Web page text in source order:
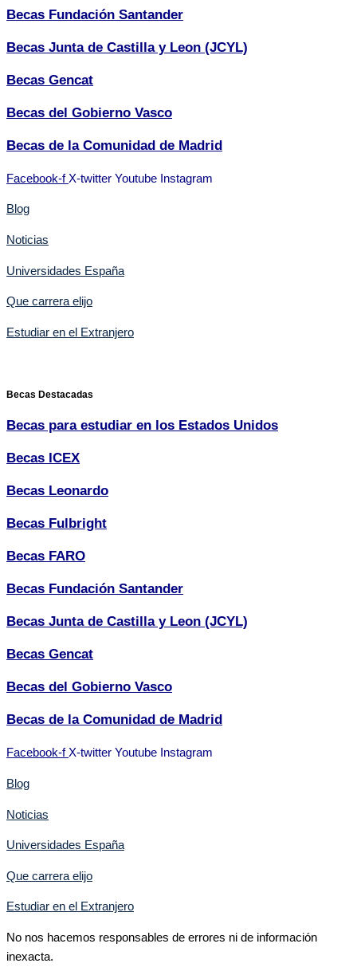
Becas Fundación Santander
Becas Junta de Castilla y Leon (JCYL)
Becas Gencat
Becas del Gobierno Vasco
Becas de la Comunidad de Madrid
Facebook-f X-twitter Youtube Instagram
Blog
Noticias
Universidades España
Que carrera elijo
Estudiar en el Extranjero
Becas Destacadas
Becas para estudiar en los Estados Unidos
Becas ICEX
Becas Leonardo
Becas Fulbright
Becas FARO
Becas Fundación Santander
Becas Junta de Castilla y Leon (JCYL)
Becas Gencat
Becas del Gobierno Vasco
Becas de la Comunidad de Madrid
Facebook-f X-twitter Youtube Instagram
Blog
Noticias
Universidades España
Que carrera elijo
Estudiar en el Extranjero
No nos hacemos responsables de errores ni de información
inexacta.